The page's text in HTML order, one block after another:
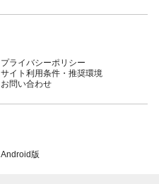
プライバシーポリシー
サイト利用条件・推奨環境
お問い合わせ
Android版